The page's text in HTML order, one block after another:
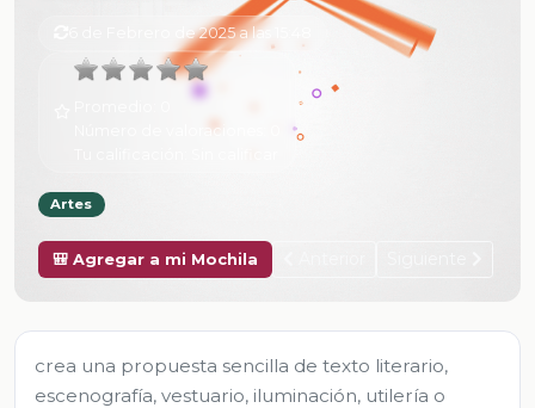
6 de Febrero de 2025 a las 15:48
Número de valoraciones:
Artes
🎒 Agregar a mi Mochila
crea una propuesta sencilla de texto literario,
escenografía, vestuario, iluminación, utilería o